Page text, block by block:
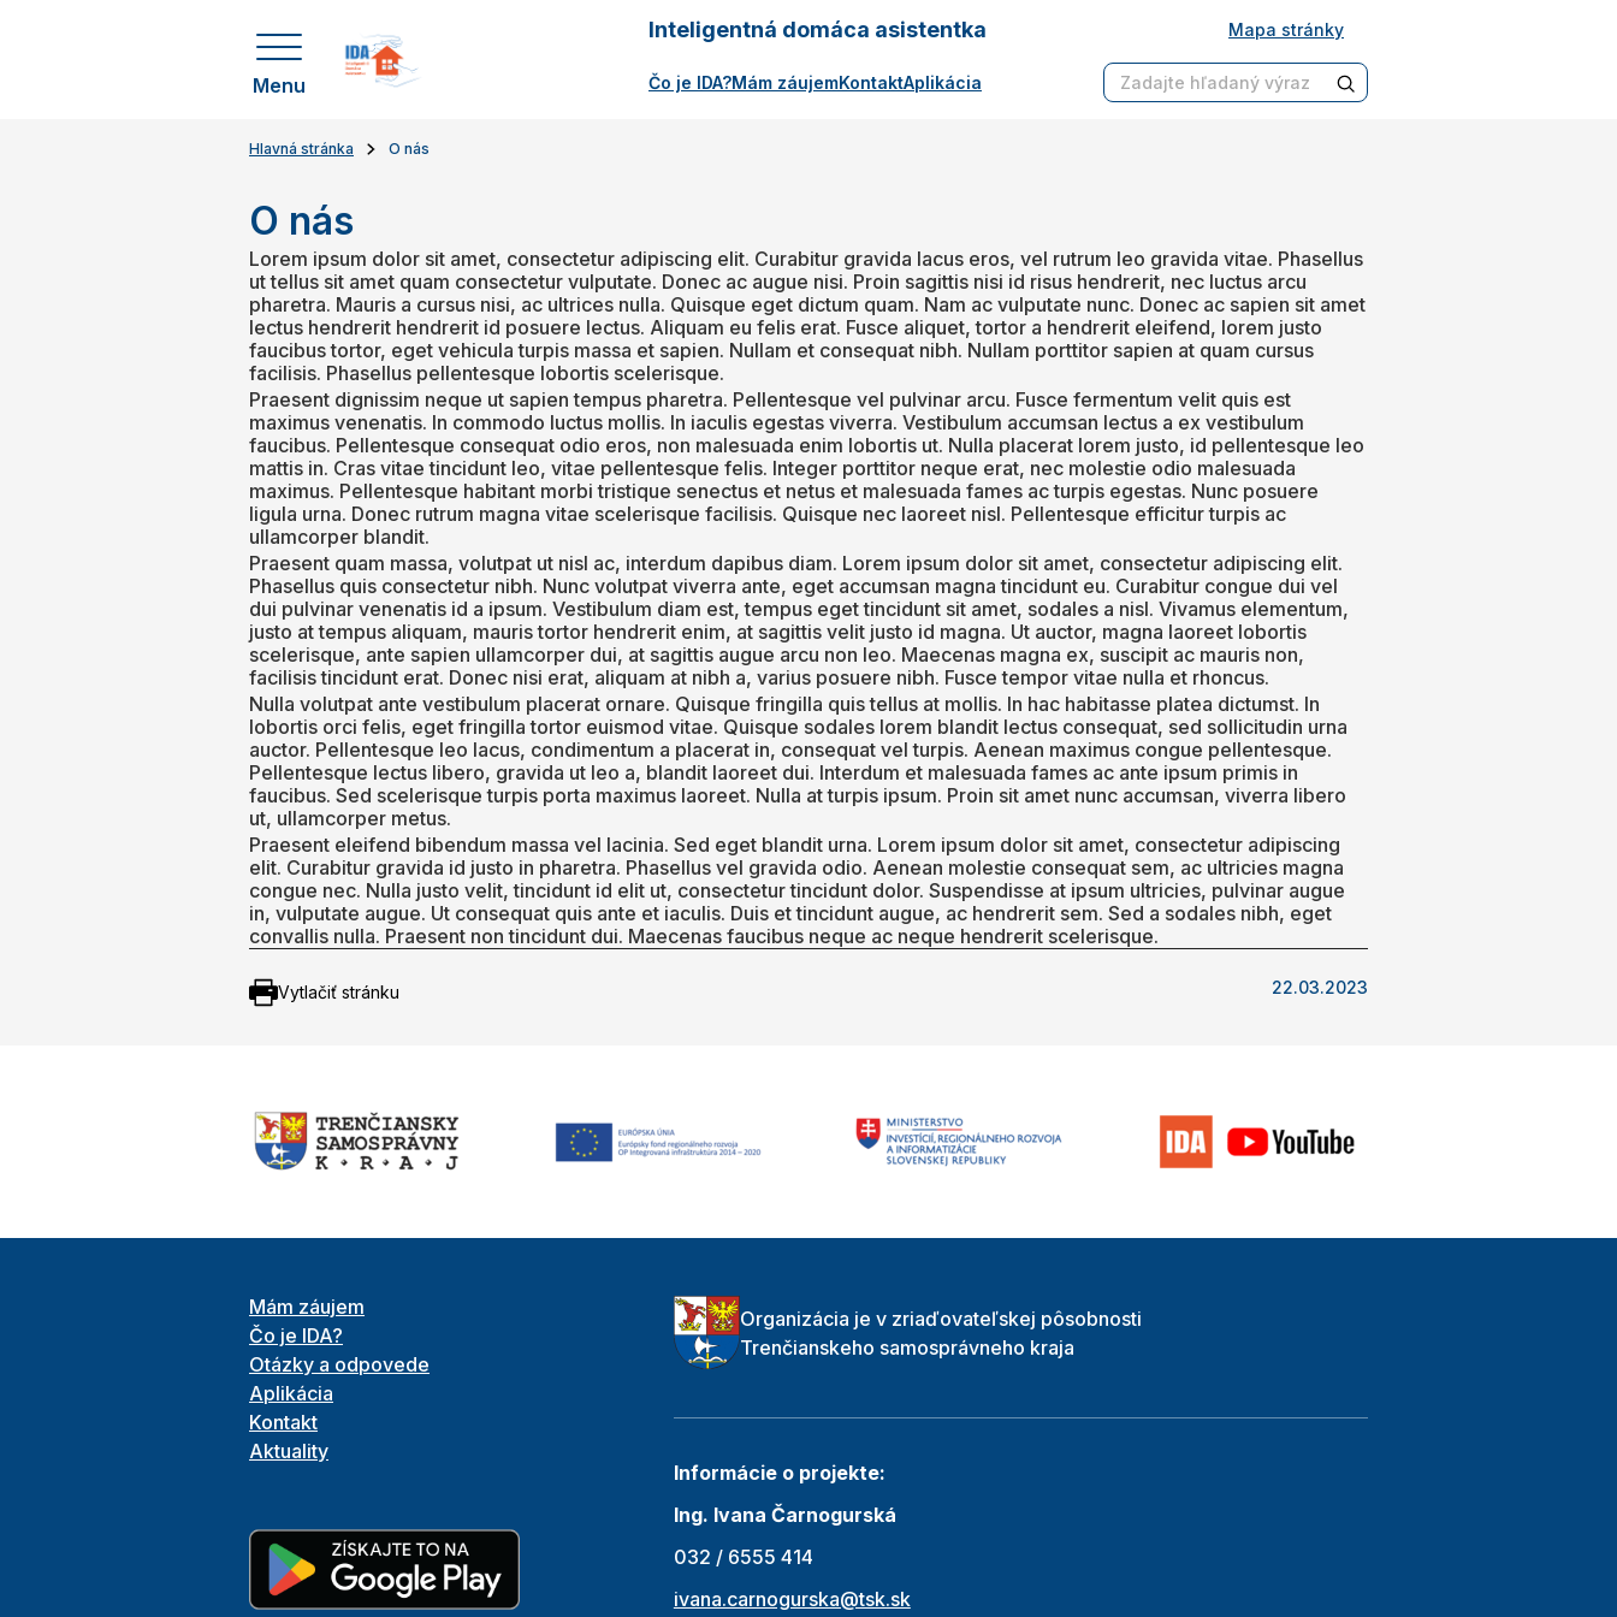
Menu
Inteligentná domáca asistentka
Čo je IDA?Mám záujemKontaktAplikácia
Mapa stránky
Hlavná stránka O nás
O nás
Lorem ipsum dolor sit amet, consectetur adipiscing elit. Curabitur gravida lacus eros, vel rutrum leo gravida vitae. Phasellus
ut tellus sit amet quam consectetur vulputate. Donec ac augue nisi. Proin sagittis nisi id risus hendrerit, nec luctus arcu
pharetra. Mauris a cursus nisi, ac ultrices nulla. Quisque eget dictum quam. Nam ac vulputate nunc. Donec ac sapien sit amet
lectus hendrerit hendrerit id posuere lectus. Aliquam eu felis erat. Fusce aliquet, tortor a hendrerit eleifend, lorem justo
faucibus tortor, eget vehicula turpis massa et sapien. Nullam et consequat nibh. Nullam porttitor sapien at quam cursus
facilisis. Phasellus pellentesque lobortis scelerisque.
Praesent dignissim neque ut sapien tempus pharetra. Pellentesque vel pulvinar arcu. Fusce fermentum velit quis est
maximus venenatis. In commodo luctus mollis. In iaculis egestas viverra. Vestibulum accumsan lectus a ex vestibulum
faucibus. Pellentesque consequat odio eros, non malesuada enim lobortis ut. Nulla placerat lorem justo, id pellentesque leo
mattis in. Cras vitae tincidunt leo, vitae pellentesque felis. Integer porttitor neque erat, nec molestie odio malesuada
maximus. Pellentesque habitant morbi tristique senectus et netus et malesuada fames ac turpis egestas. Nunc posuere
ligula urna. Donec rutrum magna vitae scelerisque facilisis. Quisque nec laoreet nisl. Pellentesque efficitur turpis ac
ullamcorper blandit.
Praesent quam massa, volutpat ut nisl ac, interdum dapibus diam. Lorem ipsum dolor sit amet, consectetur adipiscing elit.
Phasellus quis consectetur nibh. Nunc volutpat viverra ante, eget accumsan magna tincidunt eu. Curabitur congue dui vel
dui pulvinar venenatis id a ipsum. Vestibulum diam est, tempus eget tincidunt sit amet, sodales a nisl. Vivamus elementum,
justo at tempus aliquam, mauris tortor hendrerit enim, at sagittis velit justo id magna. Ut auctor, magna laoreet lobortis
scelerisque, ante sapien ullamcorper dui, at sagittis augue arcu non leo. Maecenas magna ex, suscipit ac mauris non,
facilisis tincidunt erat. Donec nisi erat, aliquam at nibh a, varius posuere nibh. Fusce tempor vitae nulla et rhoncus.
Nulla volutpat ante vestibulum placerat ornare. Quisque fringilla quis tellus at mollis. In hac habitasse platea dictumst. In
lobortis orci felis, eget fringilla tortor euismod vitae. Quisque sodales lorem blandit lectus consequat, sed sollicitudin urna
auctor. Pellentesque leo lacus, condimentum a placerat in, consequat vel turpis. Aenean maximus congue pellentesque.
Pellentesque lectus libero, gravida ut leo a, blandit laoreet dui. Interdum et malesuada fames ac ante ipsum primis in
faucibus. Sed scelerisque turpis porta maximus laoreet. Nulla at turpis ipsum. Proin sit amet nunc accumsan, viverra libero
ut, ullamcorper metus.
Praesent eleifend bibendum massa vel lacinia. Sed eget blandit urna. Lorem ipsum dolor sit amet, consectetur adipiscing
elit. Curabitur gravida id justo in pharetra. Phasellus vel gravida odio. Aenean molestie consequat sem, ac ultricies magna
congue nec. Nulla justo velit, tincidunt id elit ut, consectetur tincidunt dolor. Suspendisse at ipsum ultricies, pulvinar augue
in, vulputate augue. Ut consequat quis ante et iaculis. Duis et tincidunt augue, ac hendrerit sem. Sed a sodales nibh, eget
convallis nulla. Praesent non tincidunt dui. Maecenas faucibus neque ac neque hendrerit scelerisque.
Vytlačiť stránku 22.03.2023
Mám záujem
Čo je IDA?
Otázky a odpovede
Aplikácia
Kontakt
Aktuality
Organizácia je v zriaďovateľskej pôsobnosti
Trenčianskeho samosprávneho kraja
Informácie o projekte:
Ing. Ivana Čarnogurská
032 / 6555 414
ivana.carnogurska@tsk.sk